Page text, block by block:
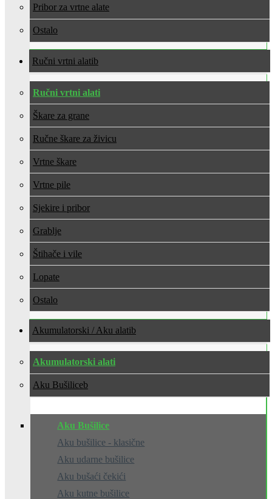
Pribor za vrtne alate
Ostalo
Ručni vrtni alati
Ručni vrtni alati
Škare za grane
Ručne škare za živicu
Vrtne škare
Vrtne pile
Sjekire i pribor
Grablje
Štihače i vile
Lopate
Ostalo
Akumulatorski / Aku alati
Akumulatorski alati
Aku Bušilice
Aku Bušilice
Aku bušilice - klasične
Aku udarne bušilice
Aku bušaći čekići
Aku kutne bušilice